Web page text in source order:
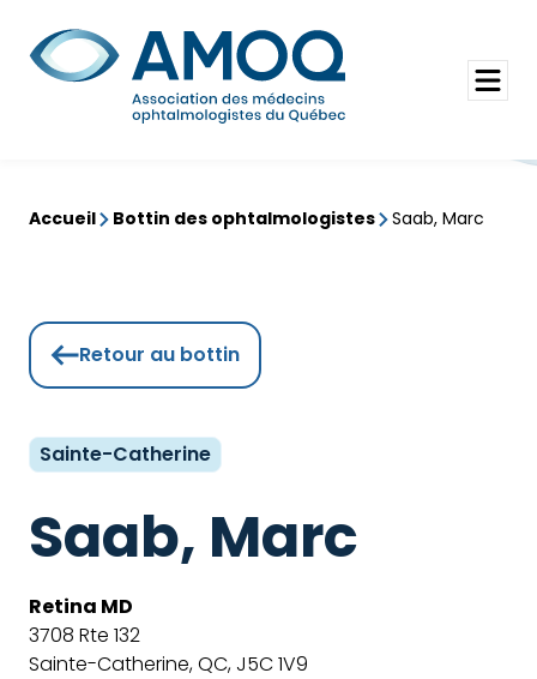
contenu
Rechercher
Ouvrir
le
Accueil Bottin des ophtalmologistes Saab, Marc
Retour au bottin
Sainte-Catherine
Saab, Marc
Retina MD
3708 Rte 132
Sainte-Catherine, QC, J5C 1V9